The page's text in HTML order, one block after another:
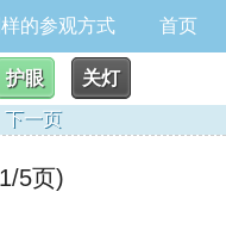
的参观方式 首页
护眼
关灯
下一页
5页)